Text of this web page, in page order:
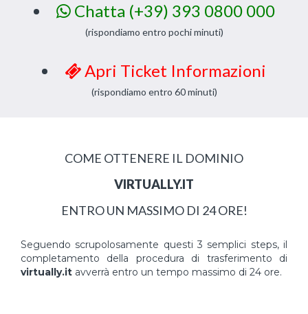
Chatta (+39) 393 0800 000
(rispondiamo entro pochi minuti)
Apri Ticket Informazioni
(rispondiamo entro 60 minuti)
COME OTTENERE IL DOMINIO
VIRTUALLY.IT
ENTRO UN MASSIMO DI 24 ORE!
Seguendo scrupolosamente questi 3 semplici steps, il
completamento della procedura di trasferimento di
virtually.it avverrà entro un tempo massimo di 24 ore.